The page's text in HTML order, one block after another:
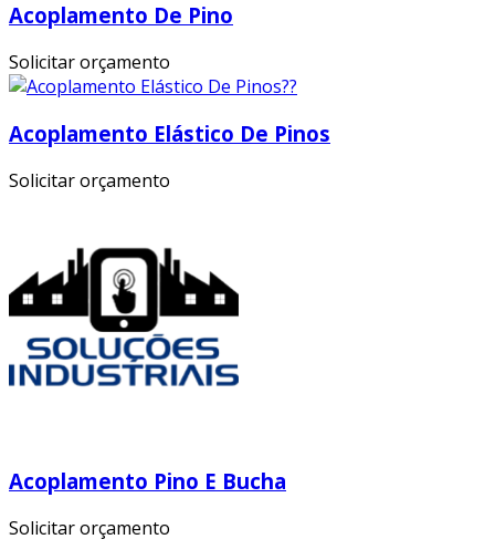
Acoplamento De Pino
Solicitar orçamento
Acoplamento Elástico De Pinos
Solicitar orçamento
Acoplamento Pino E Bucha
Solicitar orçamento